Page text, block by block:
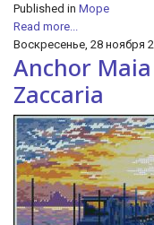
Published in Море
Read more...
Воскресенье, 28 ноября
Anchor Maia
Zaccaria